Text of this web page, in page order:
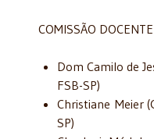
COMISSÃO DOCENTE
Dom Camilo de
FSB-SP)
Christiane Meier
SP)